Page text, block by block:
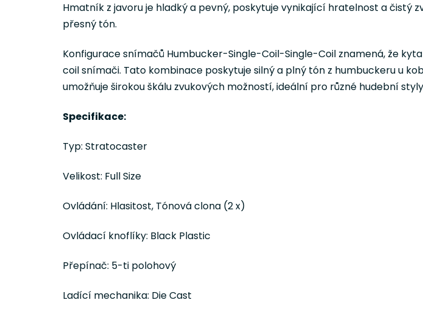
Hmatník z javoru je hladký a pevný, poskytuje vynikající hratelnost a čistý
přesný tón.
Konfigurace snímačů Humbucker-Single-Coil-Single-Coil znamená, že
coil snímači. Tato kombinace poskytuje silný a plný tón z humbuckeru u
umožňuje širokou škálu zvukových možností, ideální pro různé hudební
Specifikace:
Typ: Stratocaster
Velikost: Full Size
Ovládání: Hlasitost, Tónová clona (2 x)
Ovládací knoflíky: Black Plastic
Přepínač: 5-ti polohový
Ladící mechanika: Die Cast